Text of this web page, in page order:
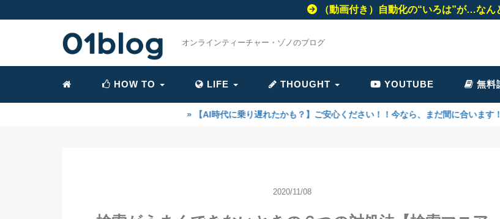
（動画付き）自動化の“いろは”が…なん
オンラインティーチャー・ゾノのブログ
HOW TO LIFE THOUGHT YOUTUBE 無料
» 【AI時代に乗り遅れたかも？】ご安心ください！！今なら、まだ間に合います！AIは、あなた
2020/11/08